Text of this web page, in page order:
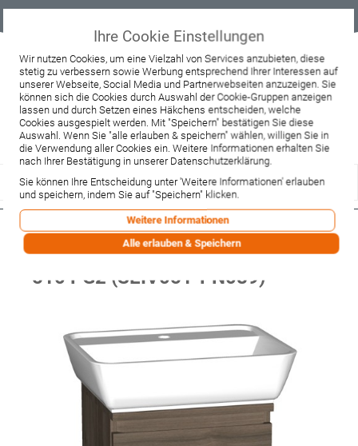
Beratung & Verkauf
+49 37467 66944
Montag - Freitag:
10:00 - 12:00 Uhr
13:00 - 16:00 Uhr
Samstag:
9:00 - 12:00 Uhr
Lieferzeitanfrage Widerruf
Burgbad Bel
Aufsatzwaschtisch+Unterschrank
510 PG2 (SEIV051-PN089)
Ihre Cookie Einstellungen
Wir nutzen Cookies, um eine Vielzahl von Services anzubieten, diese
stetig zu verbessern sowie Werbung entsprechend Ihrer Interessen auf
unserer Webseite, Social Media und Partnerwebseiten anzuzeigen. Sie
können sich die Cookies durch Auswahl der Cookie-Gruppen anzeigen
lassen und durch Setzen eines Häkchens entscheiden, welche
Cookies ausgespielt werden. Mit "Speichern" bestätigen Sie diese
Auswahl. Wenn Sie "alle erlauben & speichern" wählen, willigen Sie in
die Verwendung aller Cookies ein. Weitere Informationen erhalten Sie
nach Ihrer Bestätigung in unserer Datenschutzerklärung.
Sie können Ihre Entscheidung unter 'Weitere Informationen' erlauben
und speichern, indem Sie auf "Speichern" klicken.
Weitere Informationen
Alle erlauben & Speichern